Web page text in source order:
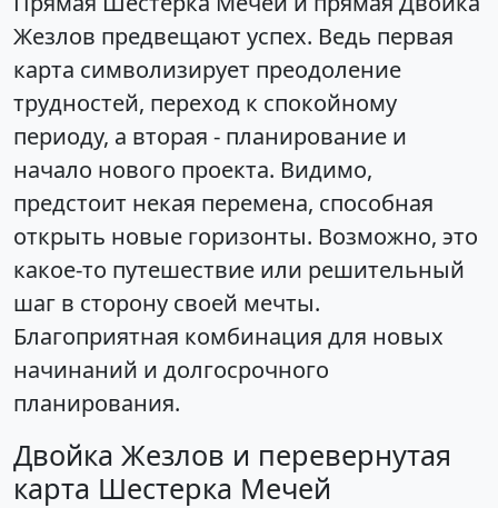
Жезлов предвещают успех. Ведь первая
карта символизирует преодоление
трудностей, переход к спокойному
периоду, а вторая - планирование и
начало нового проекта. Видимо,
предстоит некая перемена, способная
открыть новые горизонты. Возможно, это
какое-то путешествие или решительный
шаг в сторону своей мечты.
Благоприятная комбинация для новых
начинаний и долгосрочного
планирования.
Двойка Жезлов и перевернутая
карта Шестерка Мечей